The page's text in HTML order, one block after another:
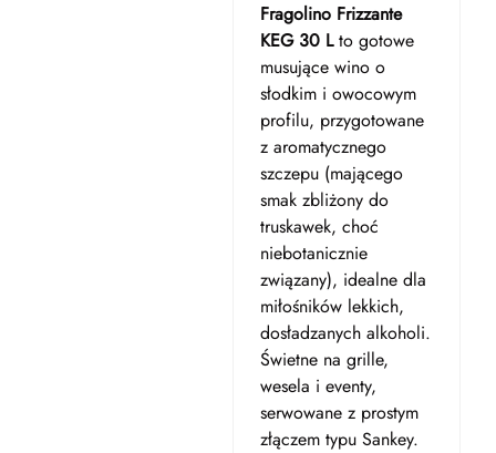
Fragolino Frizzante
KEG 30 Lto gotowe
musujące wino o
słodkim i owocowym
profilu, przygotowane
z aromatycznego
szczepu (mającego
smak zbliżony do
truskawek, choć
niebotanicznie
związany), idealne dla
miłośników lekkich,
dosładzanych alkoholi.
Świetne na grille,
wesela i eventy,
serwowane z prostym
złączem typu Sankey.